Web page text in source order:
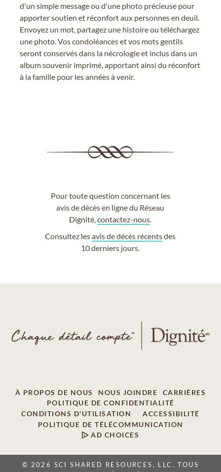
d'un simple message ou d'une photo précieuse pour
apporter soutien et réconfort aux personnes en deuil.
Envoyez un mot, partagez une histoire ou téléchargez
une photo. Vos condoléances et vos mots gentils
seront conservés dans la nécrologie et inclus dans un
album souvenir imprimé, apportant ainsi du réconfort
à la famille pour les années à venir.
Pour toute question concernant les
avis de décès en ligne du Réseau
Dignité,contactez-nous
Consultez lesavis de décès récentsdes
10 derniers jours.
À PROPOS DE NOUS NOUS JOINDRE
CARRIÈRES
POLITIQUE DE CONFIDENTIALITÉ
CONDITIONS D'UTILISATION
ACCESSIBILITÉ
POLITIQUE DE TÉLÉCOMMUNICATION
AD CHOICES
© 2026 SCI SHARED RESOURCES, LLC. TOUS